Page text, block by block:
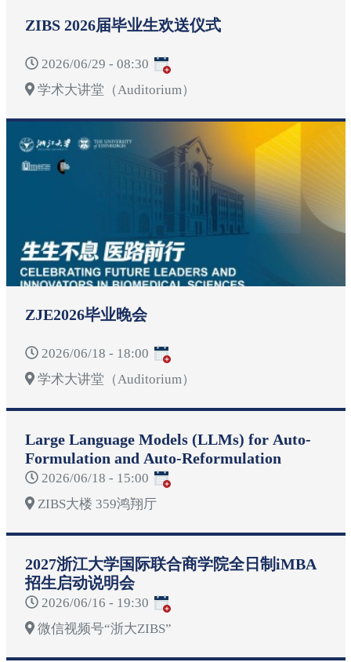
ZIBS 2026届毕业生欢送仪式
2026/06/29 - 08:30
学术大讲堂（Auditorium）
ZJE2026毕业晚会
2026/06/18 - 18:00
学术大讲堂（Auditorium）
Large Language Models (LLMs) for Auto-
Formulation and Auto-Reformulation
2026/06/18 - 15:00
ZIBS大楼 359鸿翔厅
2027浙江大学国际联合商学院全日制iMBA
招生启动说明会
2026/06/16 - 19:30
微信视频号“浙大ZIBS”